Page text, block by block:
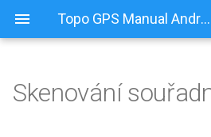
Topo GPS Manual Android
Skenování